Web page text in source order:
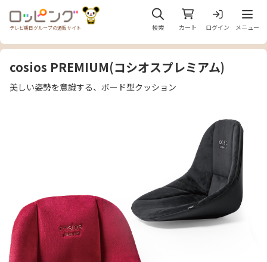
テレビ朝日グループの通販サイト 検索 カート ログイン
メニ
メニュー
cosios PREMIUM(コシオスプレミアム)
美しい姿勢を意識する、ボード型クッション